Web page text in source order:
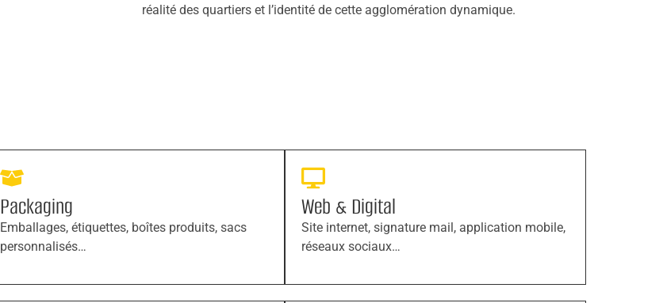
réalité des quartiers et l’identité de cette agglomération dynamique.
Packaging
Emballages, étiquettes, boîtes produits, sacs
personnalisés…
Web & Digital
Site internet, signature mail, application mobile,
réseaux sociaux…